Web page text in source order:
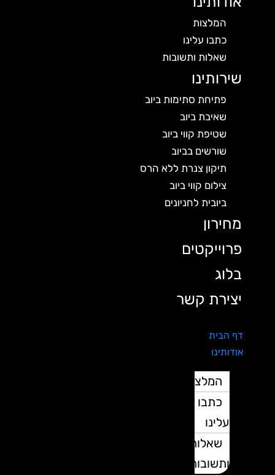
המלצות
כתבו עלינו
שאלות ותשובות
שירותינו
פתיחת סתימות ביוב
שאיבת ביוב
שטיפת קווי ביוב
שורשים בביוב
תיקון צנרת ללא הרס
צילום קווי ביוב
ביובית לחניונים
מחירון
פרוייקטים
בלוג
יצירת קשר
דף הבית
אודותינו
המלצות
כתבו
עלינו
שאלות
ותשובות